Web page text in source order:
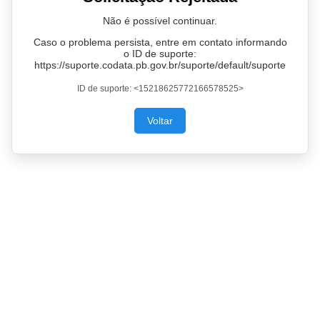
Não é possível continuar.
Caso o problema persista, entre em contato informando
o ID de suporte:
https://suporte.codata.pb.gov.br/suporte/default/suporte
ID de suporte: <15218625772166578525>
Voltar